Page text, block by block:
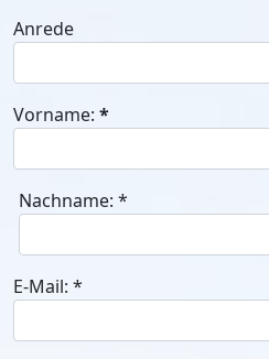
Anrede
Vorname: *
Nachname: *
E-Mail: *